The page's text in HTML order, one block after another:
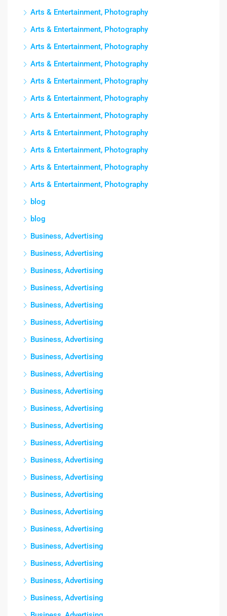
Arts & Entertainment, Photography
Arts & Entertainment, Photography
Arts & Entertainment, Photography
Arts & Entertainment, Photography
Arts & Entertainment, Photography
Arts & Entertainment, Photography
Arts & Entertainment, Photography
Arts & Entertainment, Photography
Arts & Entertainment, Photography
Arts & Entertainment, Photography
Arts & Entertainment, Photography
blog
blog
Business, Advertising
Business, Advertising
Business, Advertising
Business, Advertising
Business, Advertising
Business, Advertising
Business, Advertising
Business, Advertising
Business, Advertising
Business, Advertising
Business, Advertising
Business, Advertising
Business, Advertising
Business, Advertising
Business, Advertising
Business, Advertising
Business, Advertising
Business, Advertising
Business, Advertising
Business, Advertising
Business, Advertising
Business, Advertising